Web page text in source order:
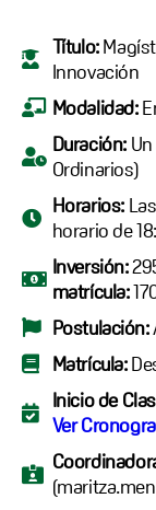
Título:
Innovación
Modalidad:
Duración:Un
Ordinarios)
Horarios:
horario de
Inversión:
matrícula:
Postulación:
Matrícula:
Inicio de
Ver